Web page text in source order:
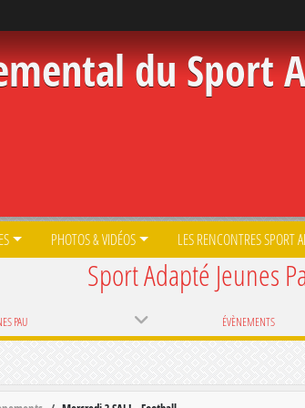
du Sport
PHOTOS & VIDÉOS LES RENCONTRES SPORT
Sport Adapté Jeunes
PAU ÉVÈNEMENTS